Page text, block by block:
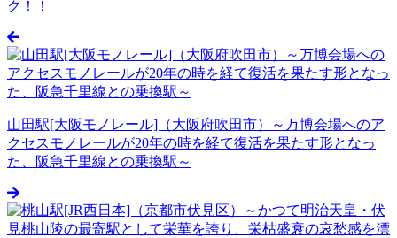
山田駅[大阪モノレール]（大阪府吹田市）～万博会場へのア
クセスモノレールが20年の時を経て復活を果たす形となっ
た、阪急千里線との乗換駅～